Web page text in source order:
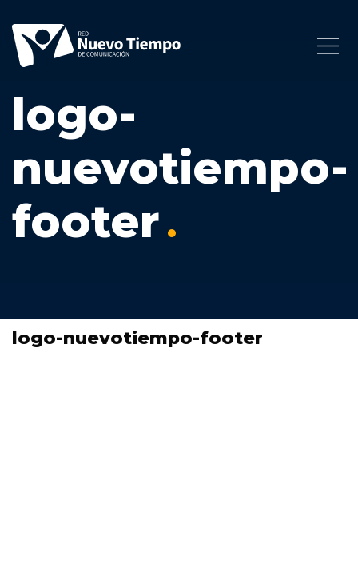
logo-
nuevotiempo-
footer
logo-nuevotiempo-footer